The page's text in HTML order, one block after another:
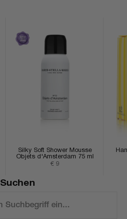
Silky Soft Shower Mousse
Objets d'Amsterdam 75 ml
Angebot
€ 9
Suchen